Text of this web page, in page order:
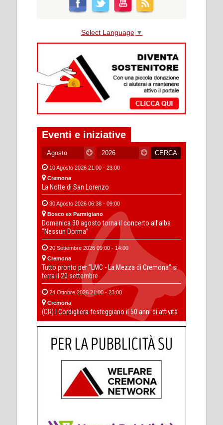
Select Language ▼
Eventi e iniziative
10 Agosto 2026 21:00 - 23:00
Cremona
La Notte di San Lorenzo
30 Agosto 2026 06:38 - 09:00
Bosco ex Parmigiano
Domenica 30 agosto torna il concerto all’alba
“Nessun Dorma”
20 Settembre 2026 09:00 - 14:00
Cremona
Tutto pronto per “LMC - La Mezza di Cremona” si
terra il 20 settembre
24 Ottobre 2026 21:00 - 23:00
Cremona
(CR) I Cordigliera festeggiano il 50 anni di attività